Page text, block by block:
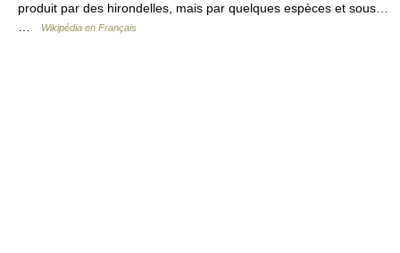
produit par des hirondelles, mais par quelques espèces et sous…
Wikipédia en Français